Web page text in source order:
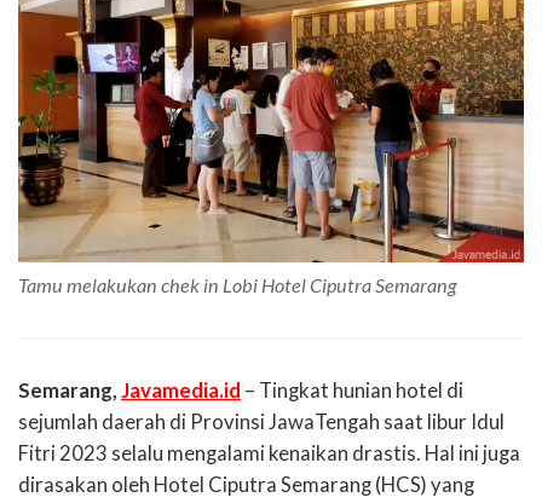
Tamu melakukan chek in Lobi Hotel Ciputra Semarang
Semarang, Javamedia.id – Tingkat hunian hotel di
sejumlah daerah di Provinsi JawaTengah saat libur Idul
Fitri 2023 selalu mengalami kenaikan drastis. Hal ini juga
dirasakan oleh Hotel Ciputra Semarang (HCS) yang